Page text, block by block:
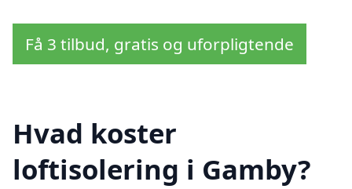
Få 3 tilbud, gratis og uforpligtende
Hvad koster
loftisolering i Gamby?